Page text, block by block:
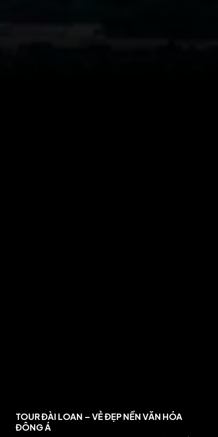
TOUR ĐÀI LOAN – VẺ ĐẸP NỀN VĂN HÓA
ĐÔNG Á